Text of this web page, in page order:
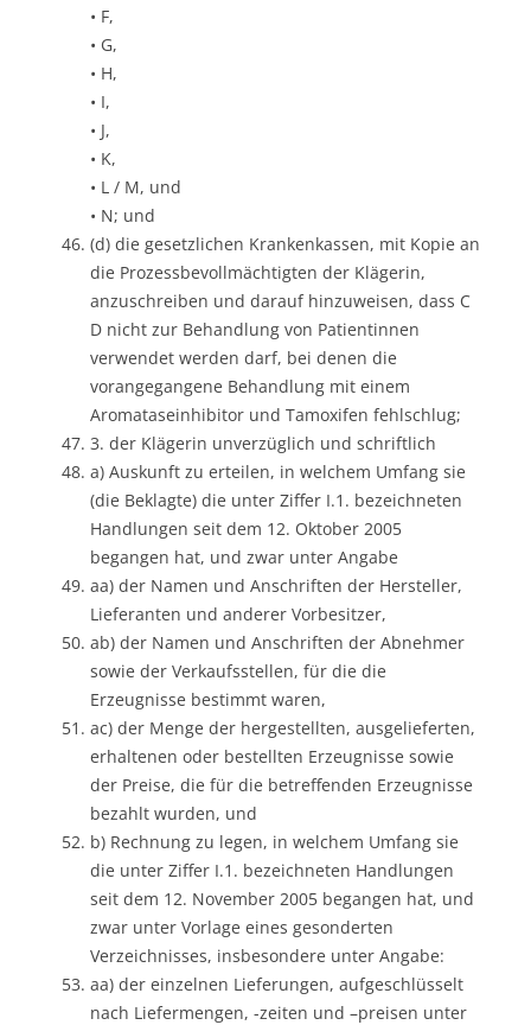
• F,
• G,
• H,
• I,
• J,
• K,
• L / M, und
• N; und
(d) die gesetzlichen Krankenkassen, mit Kopie an
die Prozessbevollmächtigten der Klägerin,
anzuschreiben und darauf hinzuweisen, dass C
D nicht zur Behandlung von Patientinnen
verwendet werden darf, bei denen die
vorangegangene Behandlung mit einem
Aromataseinhibitor und Tamoxifen fehlschlug;
3. der Klägerin unverzüglich und schriftlich
a) Auskunft zu erteilen, in welchem Umfang sie
(die Beklagte) die unter Ziffer I.1. bezeichneten
Handlungen seit dem 12. Oktober 2005
begangen hat, und zwar unter Angabe
aa) der Namen und Anschriften der Hersteller,
Lieferanten und anderer Vorbesitzer,
ab) der Namen und Anschriften der Abnehmer
sowie der Verkaufsstellen, für die die
Erzeugnisse bestimmt waren,
ac) der Menge der hergestellten, ausgelieferten,
erhaltenen oder bestellten Erzeugnisse sowie
der Preise, die für die betreffenden Erzeugnisse
bezahlt wurden, und
b) Rechnung zu legen, in welchem Umfang sie
die unter Ziffer I.1. bezeichneten Handlungen
seit dem 12. November 2005 begangen hat, und
zwar unter Vorlage eines gesonderten
Verzeichnisses, insbesondere unter Angabe:
aa) der einzelnen Lieferungen, aufgeschlüsselt
nach Liefermengen, -zeiten und –preisen unter